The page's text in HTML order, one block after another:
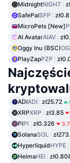
MidnightNIGHT
SafePalSFP
MicroPets [New]
AI AvatarAIAV
Oggy Inu (BSC)
PlayZapPZP
ADIADI zł25.72
XRPXRP zł3.85
PiPI zł0.326
SolanaSOL
HyperliquidHYPE
HeimaHEI